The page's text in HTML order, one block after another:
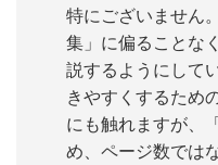
特にございません
集」に偏ることな
説するようにして
きやすくするため
にも触れますが、
め、ページ数では